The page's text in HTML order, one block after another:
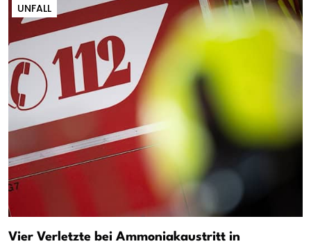
UNFALL
Vier Verletzte bei Ammoniakaustritt in